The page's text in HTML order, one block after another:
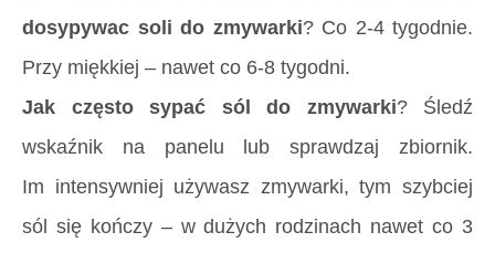
dosypywac soli do zmywarki? Co 2-4 tygodnie.
Przy miękkiej – nawet co 6-8 tygodni.
Jak często sypać sól do zmywarki? Śledź
wskaźnik na panelu lub sprawdzaj zbiornik.
Im intensywniej używasz zmywarki, tym szybciej
sól się kończy – w dużych rodzinach nawet co 3